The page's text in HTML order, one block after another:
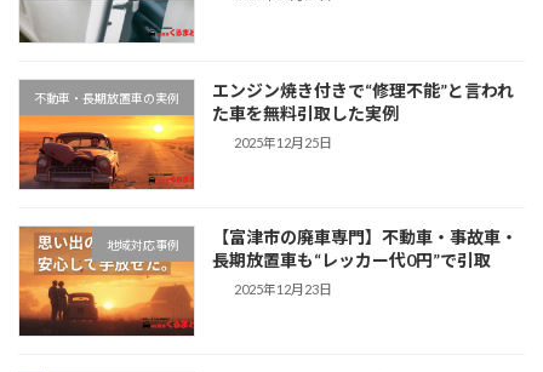
不動車・長期放置車の実例
エンジン焼き付きで“修理不能”と言われ
た車を無料引取した実例
2025年12月25日
地域対応事例
【富津市の廃車専門】不動車・事故車・
長期放置車も“レッカー代0円”で引取
2025年12月23日